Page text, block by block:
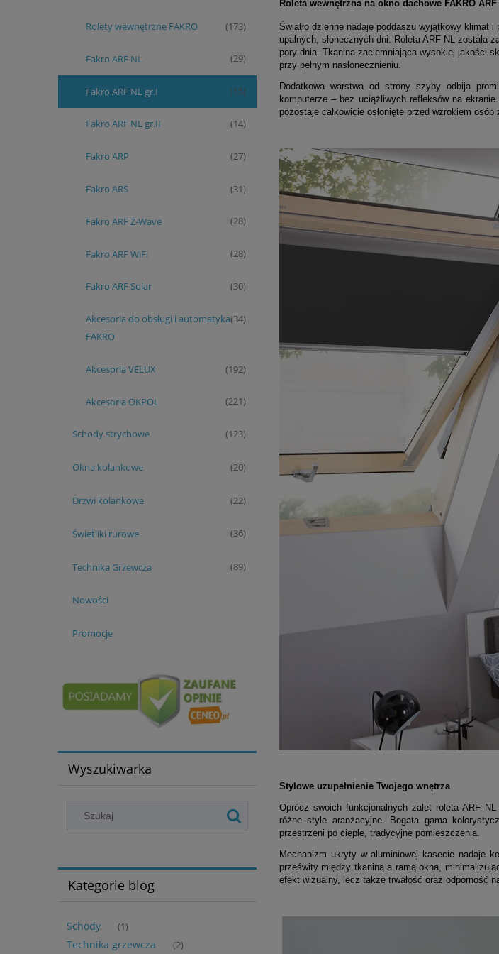
Rolety wewnętrzne FAKRO (173)
Fakro ARF NL (29)
Fakro ARF NL gr.I (15)
Fakro ARF NL gr.II (14)
Fakro ARP (27)
Fakro ARS (31)
Fakro ARF Z-Wave (28)
Fakro ARF WiFi (28)
Fakro ARF Solar (30)
Akcesoria do obsługi i automatyka
FAKRO
(34)
Akcesoria VELUX (192)
Akcesoria OKPOL (221)
Schody strychowe (123)
Okna kolankowe (20)
Drzwi kolankowe (22)
Świetliki rurowe (36)
Technika Grzewcza (89)
Nowości
Promocje
Wyszukiwarka
Kategorie blog
Schody (1)
Technika grzewcza (2)
Roleta wewnętrzna na okno dachowe FAKRO ARF
Światło dzienne nadaje poddaszu wyjątkowy klimat
upalnych, słonecznych dni. Roleta ARF NL została
pory dnia. Tkanina zaciemniająca wysokiej jakości
przy pełnym nasłonecznieniu.
Dodatkowa warstwa od strony szyby odbija
komputerze – bez uciążliwych refleksów na
pozostaje całkowicie osłonięte przed wzrokiem osób
Stylowe uzupełnienie Twojego wnętrza
Oprócz swoich funkcjonalnych zalet roleta ARF
różne style aranżacyjne. Bogata gama
przestrzeni po ciepłe, tradycyjne pomieszczenia.
Mechanizm ukryty w aluminiowej kasecie nadaje
prześwity między tkaniną a ramą okna,
efekt wizualny, lecz także trwałość oraz odporność